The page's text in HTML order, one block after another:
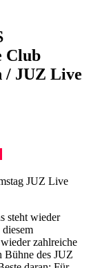
Club
/ JUZ Live
JUZ Live
steht wieder
zahlreiche
Bühne des JUZ